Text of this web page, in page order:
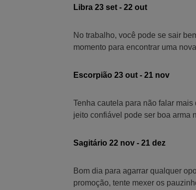
Libra 23 set - 22 out
No trabalho, você pode se sair
momento para encontrar uma
Escorpião 23 out - 21 nov
Tenha cautela para não falar
jeito confiável pode ser boa arma
Sagitário 22 nov - 21 dez
Bom dia para agarrar qualquer
promoção, tente mexer os